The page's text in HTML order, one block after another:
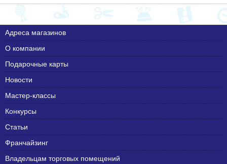
Адреса магазинов
О компании
Подарочные карты
Новости
Мастер-классы
Конкурсы
Статьи
Франчайзинг
Владельцам торговых помещений